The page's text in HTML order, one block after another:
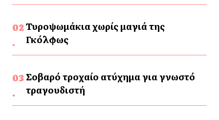
Τυροψωμάκια χωρίς μαγιά της
Γκόλφως
Σοβαρό τροχαίο ατύχημα για γνωστό
τραγουδιστή